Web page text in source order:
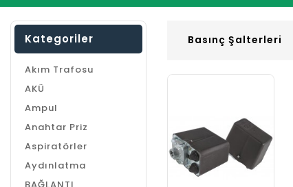
Kategoriler
Akım Trafosu
AKÜ
Ampul
Anahtar Priz
Aspiratörler
Aydınlatma
Basınç Şalterleri